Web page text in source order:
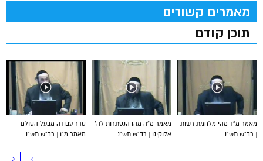
מאמרים קשורים
תוכן קודם
סדר עבודה מבעל הסולם –
מאמר מ”ו | רב”ש תש”נ
מאמר מ”ה מהו הנסתרות לה’
אלוקינו | רב”ש תש”נ
מאמר מ”ד מהי מלחמת רשות
| רב”ש תש”נ